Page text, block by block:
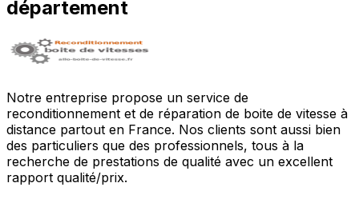
département
Notre entreprise propose un service de
reconditionnement et de réparation de boite de vitesse à
distance partout en France. Nos clients sont aussi bien
des particuliers que des professionnels, tous à la
recherche de prestations de qualité avec un excellent
rapport qualité/prix.